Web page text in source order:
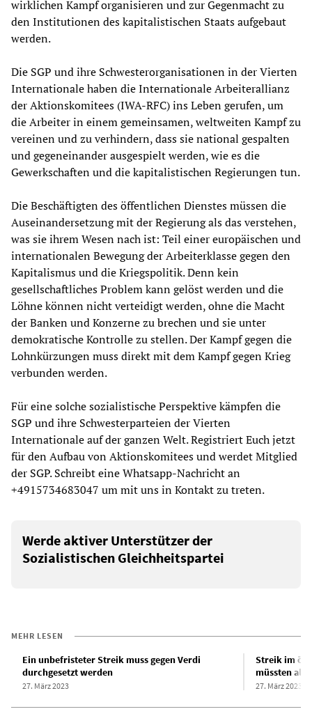
wirklichen Kampf organisieren und zur Gegenmacht zu
den Institutionen des kapitalistischen Staats aufgebaut
werden.
Die SGP und ihre Schwesterorganisationen in der Vierten
Internationale haben die Internationale Arbeiterallianz
der Aktionskomitees (IWA-RFC) ins Leben gerufen, um
die Arbeiter in einem gemeinsamen, weltweiten Kampf zu
vereinen und zu verhindern, dass sie national gespalten
und gegeneinander ausgespielt werden, wie es die
Gewerkschaften und die kapitalistischen Regierungen tun.
Die Beschäftigten des öffentlichen Dienstes müssen die
Auseinandersetzung mit der Regierung als das verstehen,
was sie ihrem Wesen nach ist: Teil einer europäischen und
internationalen Bewegung der Arbeiterklasse gegen den
Kapitalismus und die Kriegspolitik. Denn kein
gesellschaftliches Problem kann gelöst werden und die
Löhne können nicht verteidigt werden, ohne die Macht
der Banken und Konzerne zu brechen und sie unter
demokratische Kontrolle zu stellen. Der Kampf gegen die
Lohnkürzungen muss direkt mit dem Kampf gegen Krieg
verbunden werden.
Für eine solche sozialistische Perspektive kämpfen die
SGP und ihre Schwesterparteien der Vierten
Internationale auf der ganzen Welt. Registriert Euch jetzt
für den Aufbau von Aktionskomitees und werdet Mitglied
der SGP. Schreibt eine Whatsapp-Nachricht an
+4915734683047 um mit uns in Kontakt zu treten.
Werde aktiver Unterstützer der
Sozialistischen Gleichheitspartei
MEHR LESEN
Ein unbefristeter Streik muss gegen Verdi
durchgesetzt werden
27. März 2023
Streik im
müssten
27. März 2023